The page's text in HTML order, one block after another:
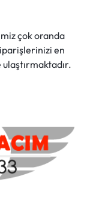
çok oranda
en